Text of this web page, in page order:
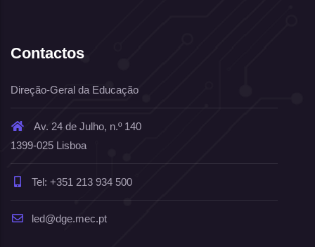
Contactos
Direção-Geral da Educação
Av. 24 de Julho, n.º 140
1399-025 Lisboa
Tel: +351 213 934 500
led@dge.mec.pt